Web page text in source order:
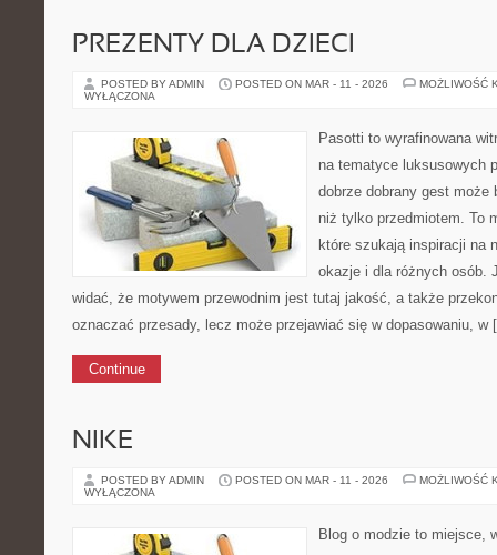
PREZENTY DLA DZIECI
POSTED BY ADMIN POSTED ON MAR - 11 - 2026
MOŻLIWOŚĆ
WYŁĄCZONA
Pasotti to wyrafinowana
na tematyce luksusowych
dobrze dobrany gest
niż tylko przedmiotem. To
które szukają inspiracji na
okazje i dla różnych osób.
widać, że motywem przewodnim jest tutaj jakość, a także
oznaczać przesady, lecz może przejawiać się w dopasowaniu,
Continue
NIKE
POSTED BY ADMIN POSTED ON MAR - 11 - 2026
MOŻLIWOŚĆ
WYŁĄCZONA
Blog o modzie to miejsce,